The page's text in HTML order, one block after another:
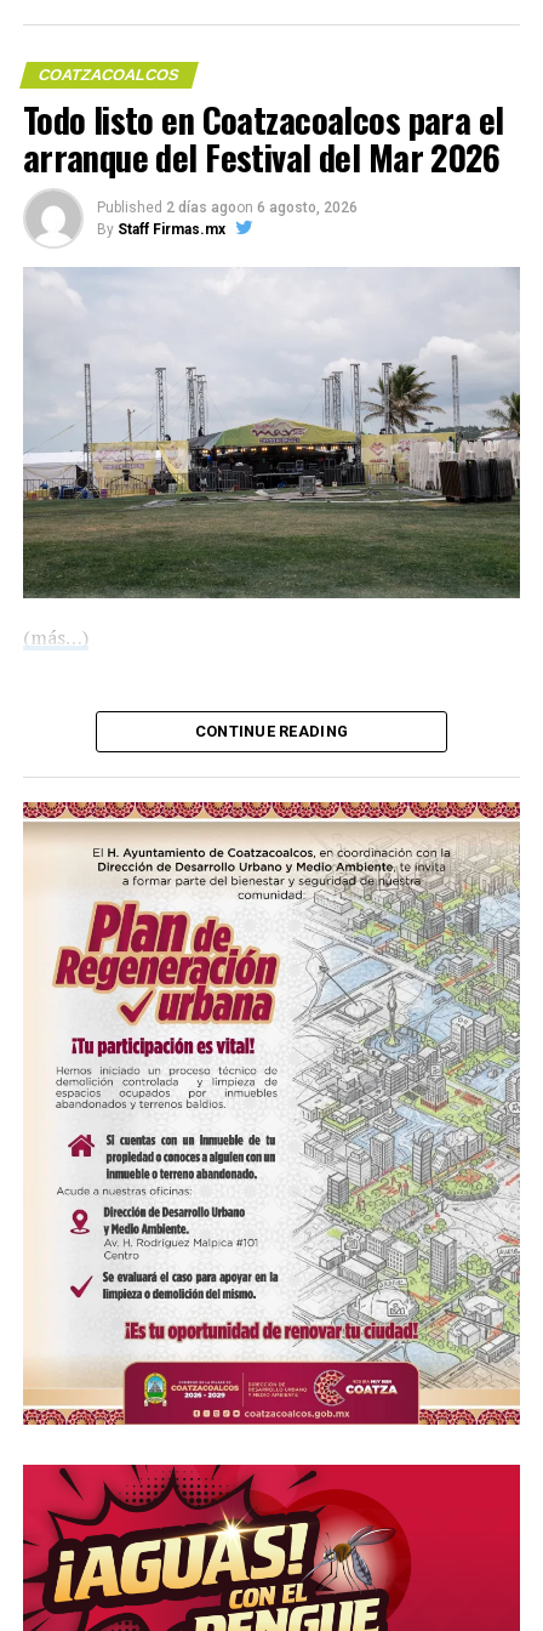
Me gusta esto:
COMPARTE ESTA INFORMACIÓN
RELATED TOPICS:
UP NEXT
Malecón Costero contará con pasos peatonales para
DON'T MISS
COATZACOALCOS
Todo listo en Coatzacoalcos para el
arranque del Festival del Mar 2026
Published 2 días agoon 6 agosto, 2026
By Staff Firmas.mx
(más…)
Me gusta esto:
COMPARTE ESTA INFORMACIÓN
CONTINUE READING